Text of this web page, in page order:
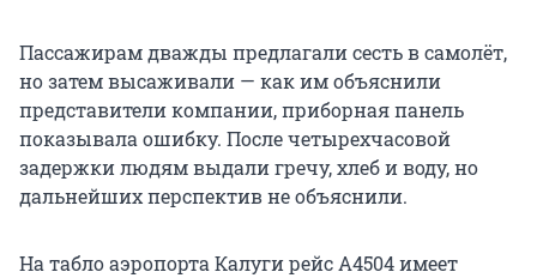
Пассажирам дважды предлагали сесть в самолёт,
но затем высаживали — как им объяснили
представители компании, приборная панель
показывала ошибку. После четырехчасовой
задержки людям выдали гречу, хлеб и воду, но
дальнейших перспектив не объяснили.
На табло аэропорта Калуги рейс А4504 имеет